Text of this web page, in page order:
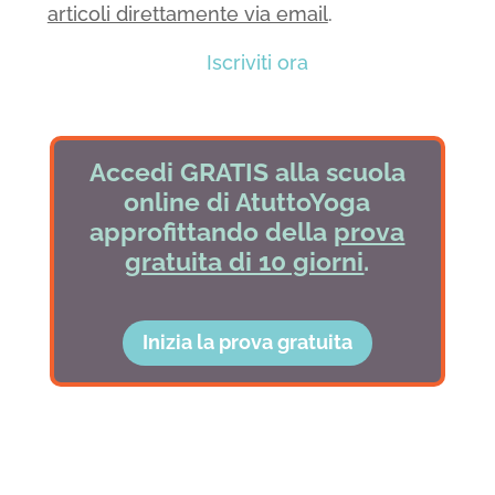
articoli direttamente via email.
Iscriviti ora
Accedi GRATIS alla scuola
online di AtuttoYoga
approfittando della prova
gratuita di 10 giorni.
Inizia la prova gratuita